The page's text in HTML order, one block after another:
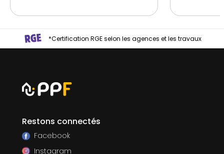
*Certification RGE selon les agences et les travaux
Restons connectés
Facebook
Instagram